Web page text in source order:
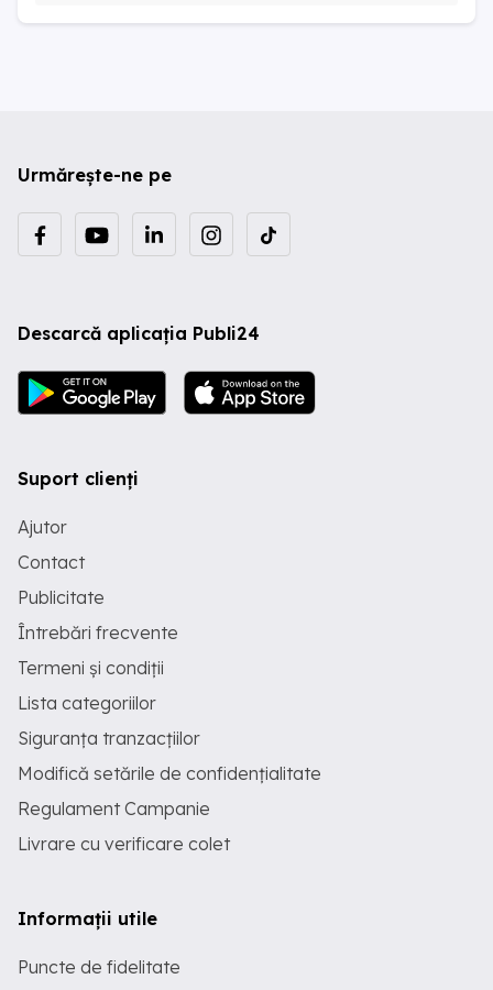
Urmărește-ne pe
Descarcă aplicația Publi24
Suport clienți
Ajutor
Contact
Publicitate
Întrebări frecvente
Termeni și condiții
Lista categoriilor
Siguranța tranzacțiilor
Modifică setările de confidențialitate
Regulament Campanie
Livrare cu verificare colet
Informații utile
Puncte de fidelitate